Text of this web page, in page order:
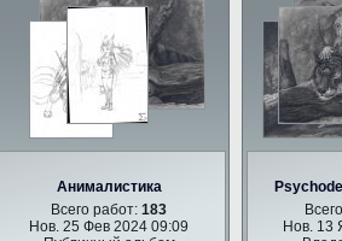
Анималистика
Всего работ:183
Нов. 25 Фев 2024 09:09
Всего
Нов. 13